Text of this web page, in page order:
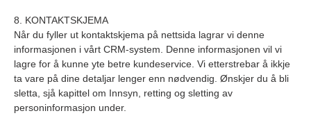
8. KONTAKTSKJEMA
Når du fyller ut kontaktskjema på nettsida lagrar vi denne
informasjonen i vårt CRM-system. Denne informasjonen vil vi
lagre for å kunne yte betre kundeservice. Vi etterstrebar å ikkje
ta vare på dine detaljar lenger enn nødvendig. Ønskjer du å bli
sletta, sjå kapittel om Innsyn, retting og sletting av
personinformasjon under.